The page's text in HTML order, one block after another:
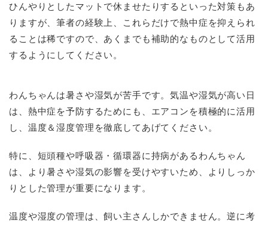
ひんやりとしたマットで休ませたりするといった対策もあ
りますが、筆者の経験上、これらだけで熱中症を抑えられ
ることは稀ですので、あくまでも補助的なものとして活用
するようにしてください。
わんちゃんは暑さや湿気が苦手です。気温や湿気が高い日
は、熱中症を予防するためにも、エアコンを積極的に活用
し、温度＆湿度管理を徹底してあげてください。
特に、短頭種や呼吸器・循環器に持病があるわんちゃん
は、より暑さや湿気の影響を受けやすいため、よりしっか
りとした管理が重要になります。
温度や湿度の管理は、飼い主さんしかできません。逆に考